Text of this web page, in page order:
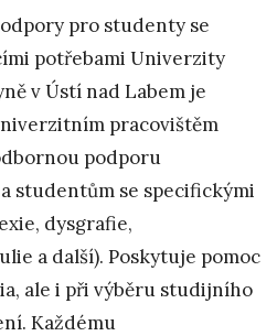
pro studenty se
potřebami Univerzity
v Ústí nad Labem je
pracovištěm
podporu
studentům se specifickými
dysgrafie,
a další). Poskytuje pomoc
ale i při výběru studijního
Každému